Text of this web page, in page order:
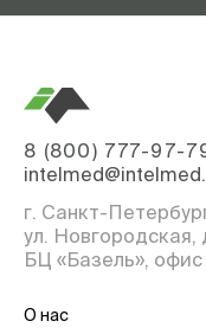
8 (800) 777-97-
г. Санкт-
ул. Новгородская,
БЦ «Базель»,
О нас